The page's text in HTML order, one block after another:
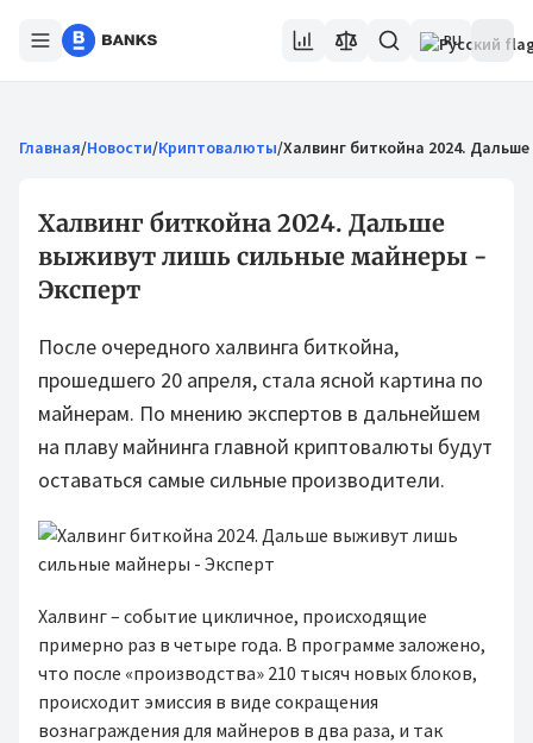
RU
Главная/Новости/Криптовалюты/Халвинг биткойна 2024.
Халвинг биткойна 2024. Дальше
выживут лишь сильные майнеры -
Эксперт
После очередного халвинга биткойна,
прошедшего 20 апреля, стала ясной картина по
майнерам. По мнению экспертов в дальнейшем
на плаву майнинга главной криптовалюты будут
оставаться самые сильные производители.
Халвинг – событие цикличное, происходящие
примерно раз в четыре года. В программе заложено,
что после «производства» 210 тысяч новых блоков,
происходит эмиссия в виде сокращения
вознаграждения для майнеров в два раза, и так